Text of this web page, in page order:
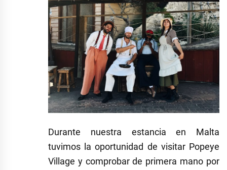
Durante nuestra estancia en Malta
tuvimos la oportunidad de visitar Popeye
Village y comprobar de primera mano por